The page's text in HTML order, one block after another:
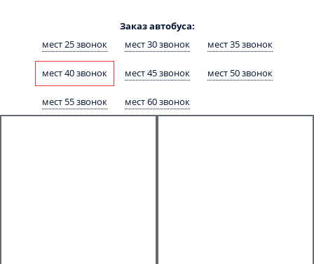
Заказ автобуса:
мест 25 звонок
мест 30 звонок мест 35 звонок
мест 40 звонок мест 45 звонок мест 50 звонок
мест 55 звонок мест 60 звонок